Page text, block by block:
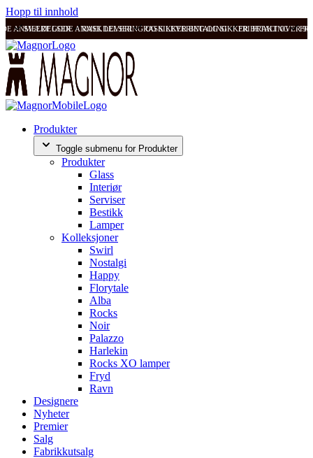
Hopp til innhold
ANMELDELSER RASK LEVERING OG SIKKER BETALING FRI FRAKT OVER
SVÆRT GODE ANMELDELSER RASK LEVERING OG SIKKER BETALING
Produkter
Toggle submenu for Produkter
Produkter
Glass
Interiør
Serviser
Bestikk
Lamper
Kolleksjoner
Swirl
Nostalgi
Happy
Florytale
Alba
Rocks
Noir
Palazzo
Harlekin
Rocks XO lamper
Fryd
Ravn
Designere
Nyheter
Premier
Salg
Fabrikkutsalg